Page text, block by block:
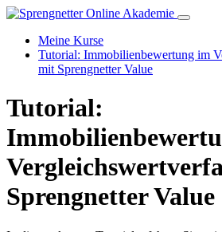
Meine Kurse
Tutorial: Immobilienbewertung im
mit Sprengnetter Value
Tutorial:
Sprengnetter Value